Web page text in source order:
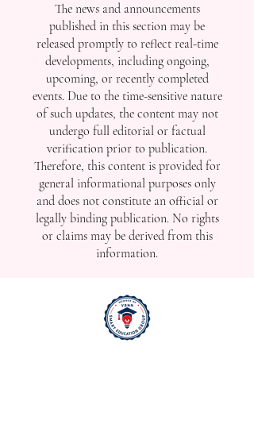
The news and announcements
published in this section may be
released promptly to reflect real-time
developments, including ongoing,
upcoming, or recently completed
events. Due to the time-sensitive nature
of such updates, the content may not
undergo full editorial or factual
verification prior to publication.
Therefore, this content is provided for
general informational purposes only
and does not constitute an official or
legally binding publication. No rights
or claims may be derived from this
information.